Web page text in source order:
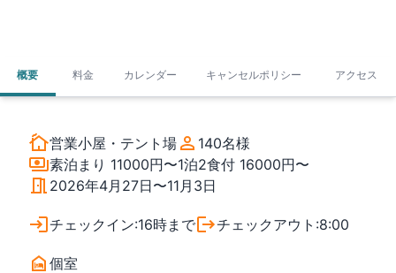
概要 料金 カレンダー キャンセルポリシー アクセス
営業小屋・テント場 140名様
素泊まり 11000円〜1泊2食付 16000円〜
2026年4月27日〜11月3日
チェックイン:16時まで チェックアウト :8:00
個室